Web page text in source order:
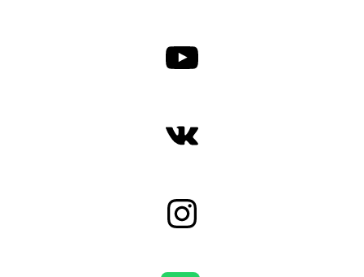
YouTube
ВКонтакте
Instagram